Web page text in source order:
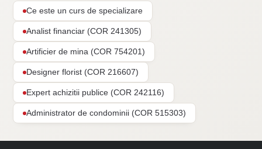
Ce este un curs de specializare
Analist financiar (COR 241305)
Artificier de mina (COR 754201)
Designer florist (COR 216607)
Expert achizitii publice (COR 242116)
Administrator de condominii (COR 515303)